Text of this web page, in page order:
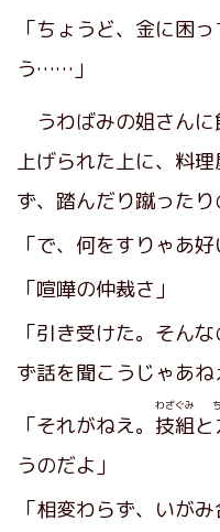
「ちょうど、金に困
う……」
うわばみの姐さんに
上げられた上に、料
ず、踏んだり蹴ったり
「で、何をすりゃあ好
「喧嘩の仲裁さ」
「引き受けた。そん
ず話を聞こうじゃあね
「それがねえ。 技組
わざぐみ
と
うのだよ」
「相変わらず、いが